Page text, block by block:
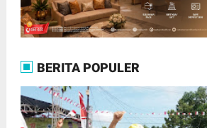
BERITA POPULER